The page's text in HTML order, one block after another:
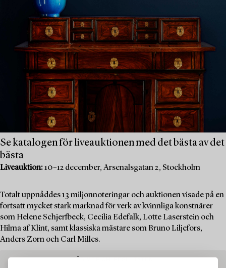
Se katalogen för liveauktionen med det bästa av det
bästa
Liveauktion:10–12 december, Arsenalsgatan 2, Stockholm
Totalt uppnåddes 13 miljonnoteringar och auktionen visade på en
fortsatt mycket stark marknad för verk av kvinnliga konstnärer
som Helene Schjerfbeck, Cecilia Edefalk, Lotte Laserstein och
Hilma af Klint, samt klassiska mästare som Bruno Liljefors,
Anders Zorn och Carl Milles.